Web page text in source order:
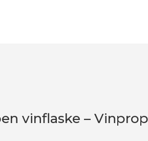
vinflaske –